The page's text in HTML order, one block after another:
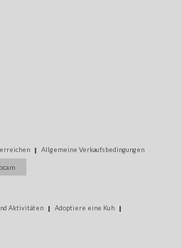
Allgemeine Verkaufsbedingungen
Aktivitäten
Adoptiere eine Kuh